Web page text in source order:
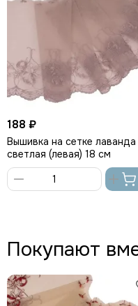
188 ₽
Вышивка на сетке лаванда
светлая (левая) 18 см
Покупают